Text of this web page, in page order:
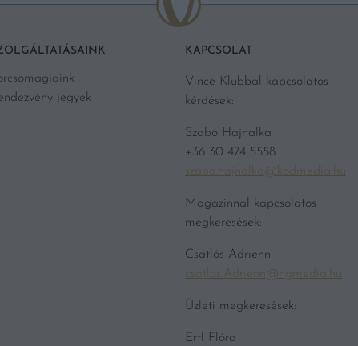
jegyek
KAPCSOLAT
Vince Klubbal kapcsolatos
kérdések:
Szabó Hajnalka
+36 30 474 5558
szabo.hajnalka@kodmedia.hu
Magazinnal kapcsolatos
megkeresések:
Csatlós Adrienn
csatlos.Adrienn@hgmedia.hu
Üzleti megkeresések:
Ertl Flóra